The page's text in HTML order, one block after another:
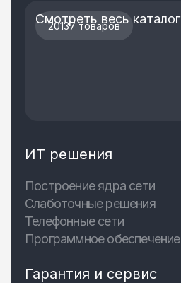
20137 товаров
Смотреть весь каталог
ИТ решения
Построение ядра сети
Слаботочные решения
Телефонные сети
Программное обеспечение
Гарантия и сервис